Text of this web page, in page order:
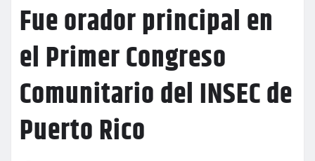
Fue orador principal en
el Primer Congreso
Comunitario del INSEC de
Puerto Rico